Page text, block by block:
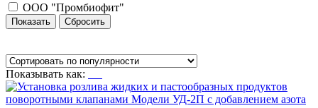
ООО "Промбиофит"
Показывать как: